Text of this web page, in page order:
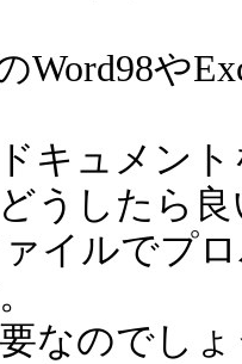
Word98や
キュメン
うしたら
イルでプ
なのでし